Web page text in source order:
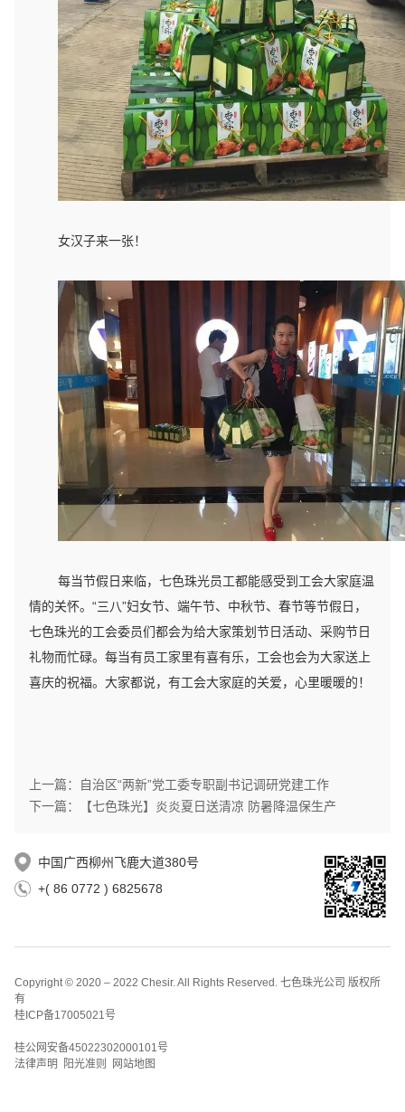
女汉子来一张！
每当节假日来临，七色珠光员工都能感受到工会大家庭温
情的关怀。“三八”妇女节、端午节、中秋节、春节等节假日，
七色珠光的工会委员们都会为给大家策划节日活动、采购节日
礼物而忙碌。每当有员工家里有喜有乐，工会也会为大家送上
喜庆的祝福。大家都说，有工会大家庭的关爱，心里暖暖的！
上一篇：自治区“两新”党工委专职副书记调研党建工作
下一篇：【七色珠光】炎炎夏日送清凉 防暑降温保生产
中国广西柳州飞鹿大道380号
+( 86 0772 ) 6825678
Copyright © 2020 – 2022 Chesir. All Rights Reserved. 七色珠光公司 版权所
有
桂ICP备17005021号
桂公网安备45022302000101号
法律声明 阳光准则 网站地图